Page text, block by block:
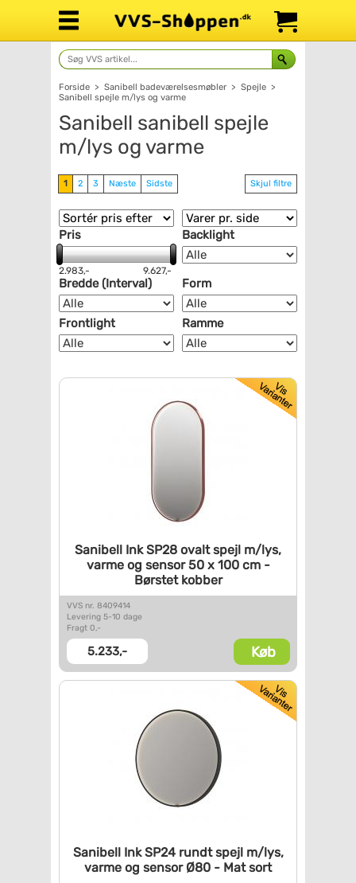
Forside > Sanibell badeværelsesmøbler > Spejle >
Sanibell spejle m/lys og varme
Sanibell sanibell spejle
m/lys og varme
1 2 3 Næste Sidste Skjul filtre
Pris
2.983,- 9.627,-
Backlight
Bredde (Interval) Form
Frontlight Ramme
Sanibell Ink SP28 ovalt spejl m/lys,
varme og sensor 50 x100 cm -
Børstet kobber
VVS nr. 8409414
Levering 5-10 dage
Fragt 0,-
5.233,- Køb
Sanibell Ink SP24 rundt spejlm/lys,
varme og sensor Ø80 - Mat sort